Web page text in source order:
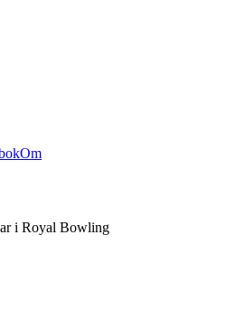
Om
i Royal Bowling